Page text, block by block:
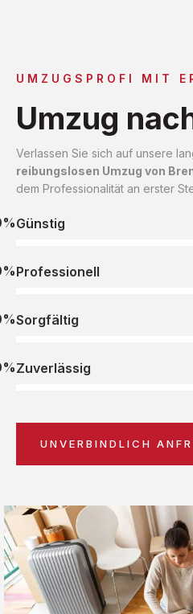
UMZUGSPROFI MIT
Umzug
Verlassen Sie sich auf unsere
reibungslosen Umzug von
dem Professionalität an erster
Günstig
Professionell
Sorgfältig
Zuverlässig
UNVERBINDLICH